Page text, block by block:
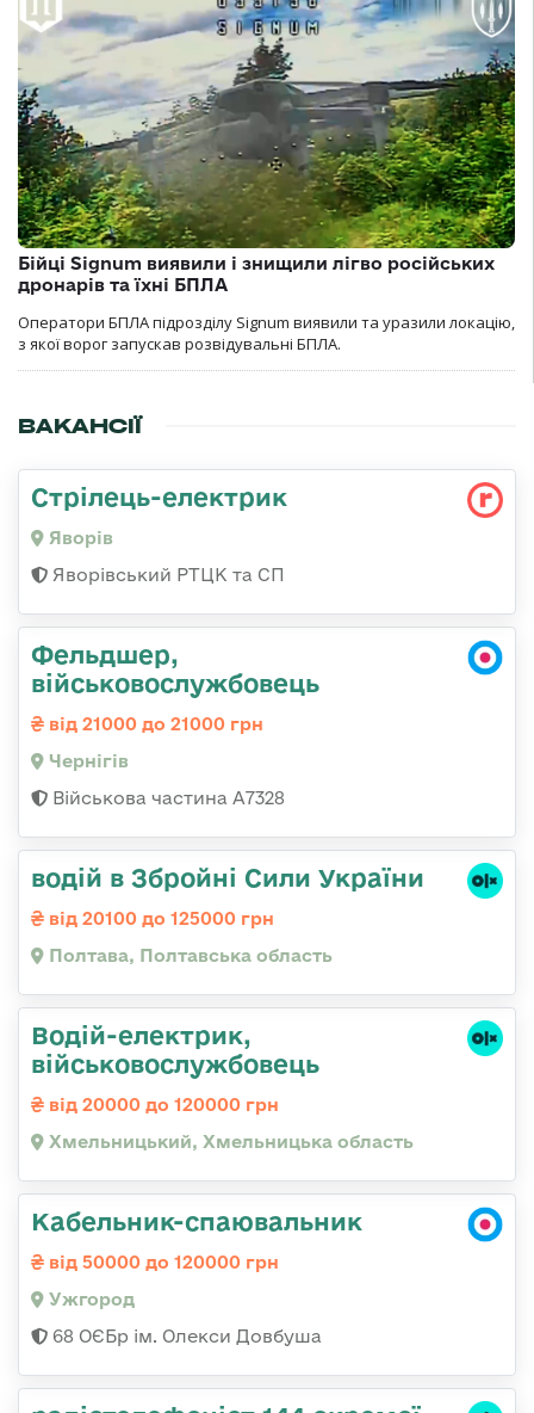
Бійці Signum виявили і знищили лігво російських
дронарів та їхні БПЛА
Оператори БПЛА підрозділу Signum виявили та уразили локацію,
з якої ворог запускав розвідувальні БПЛА.
ВАКАНСІЇ
Стрілець-електрик
Яворів
Яворівський РТЦК та СП
Фельдшер,
військовослужбовець
від 21000 до 21000 грн
Чернігів
Військова частина А7328
водій в Збройні Сили України
від 20100 до 125000 грн
Полтава, Полтавська область
Водій-електрик,
військовослужбовець
від 20000 до 120000 грн
Хмельницький, Хмельницька область
Кабельник-спаювальник
від 50000 до 120000 грн
Ужгород
68 ОЄБр ім. Олекси Довбуша